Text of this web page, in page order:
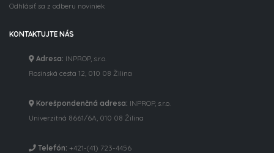
Odhlásiť sa z odberu noviniek
KONTAKTUJTE NÁS
Adresa: INPROP, s.r.o.
Rosinská cesta 12, 010 08 Žilina
Korešpondenčná adresa: INPROP, s.r.o.
Univerzitná 8661/6A, 010 08 Žilina
Telefón: +421-(41) 723-4456